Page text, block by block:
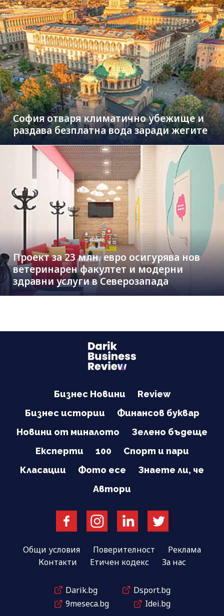
София отваря климатично убежище и
раздава безплатна вода заради жегите
Проект за 23 млн. евро осигурява нов
ветеринарен факултет и модерни
здравни услуги в Северозапада
Бизнес Новини
Review
Бизнес истории
Финансов буквар
Новини от миналото
Зелено бъдеще
Експерти
100
Спорт и пари
Класации
Фото есе
Знаете ли, че
Автори
Общи условия Поверителност
Реклама
Контакти
Етичен кодекс За нас
Darik.bg
Dsport.bg
9meseca.bg
Idei.bg